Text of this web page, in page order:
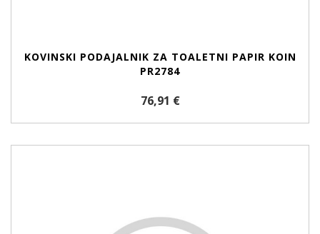
KOVINSKI PODAJALNIK ZA TOALETNI PAPIR KOIN
PR2784
76,91 €